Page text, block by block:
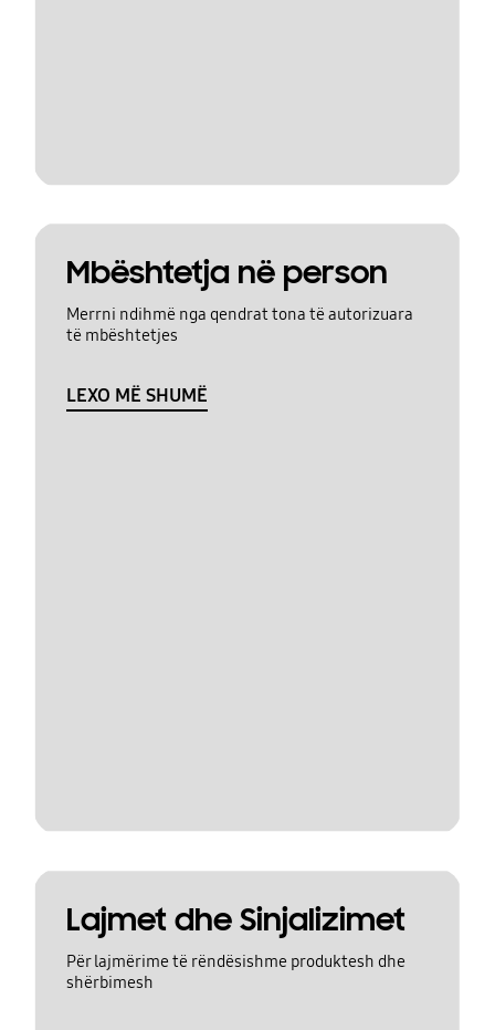
Mbështetja në person
Merrni ndihmë nga qendrat tona të autorizuara
të mbështetjes
LEXO MË SHUMË
Lajmet dhe Sinjalizimet
Për lajmërime të rëndësishme produktesh dhe
shërbimesh